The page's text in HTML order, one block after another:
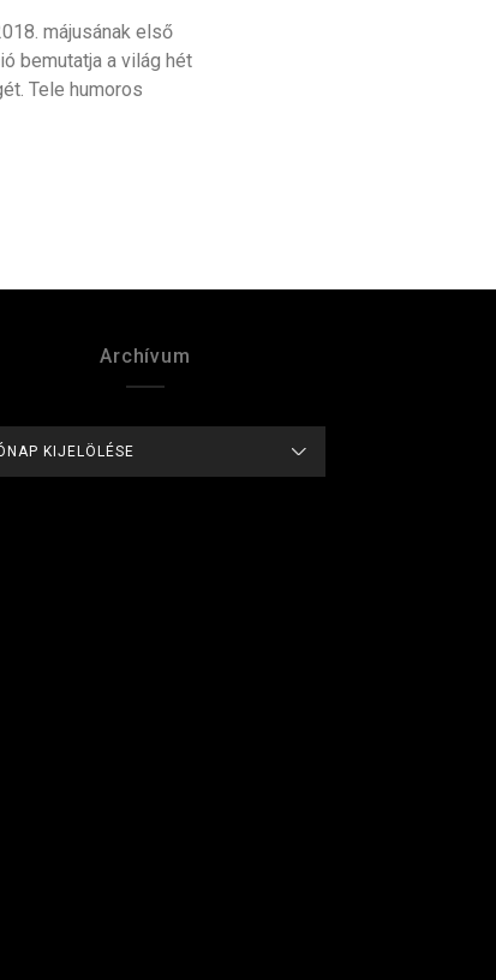
májusának első
bemutatja a világ hét
Tele humoros
Archívum